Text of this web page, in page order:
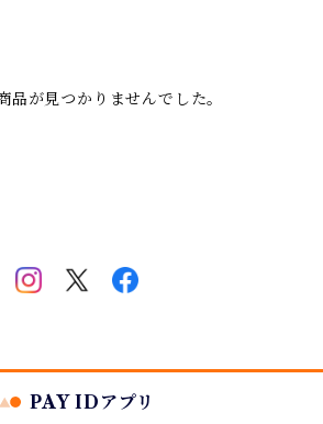
品が見つかりませんでした。
PAY IDアプリ